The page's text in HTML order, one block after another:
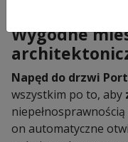
Wygodne
Napęd do drzwi
wszystkim po to, aby
on automatyczne